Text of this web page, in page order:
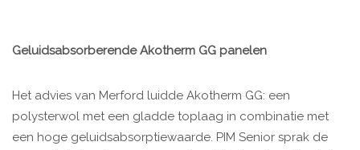
Geluidsabsorberende Akotherm GG panelen
Het advies van Merford luidde Akotherm GG: een
polysterwol met een gladde toplaag in combinatie met
een hoge geluidsabsorptiewaarde. PIM Senior sprak de